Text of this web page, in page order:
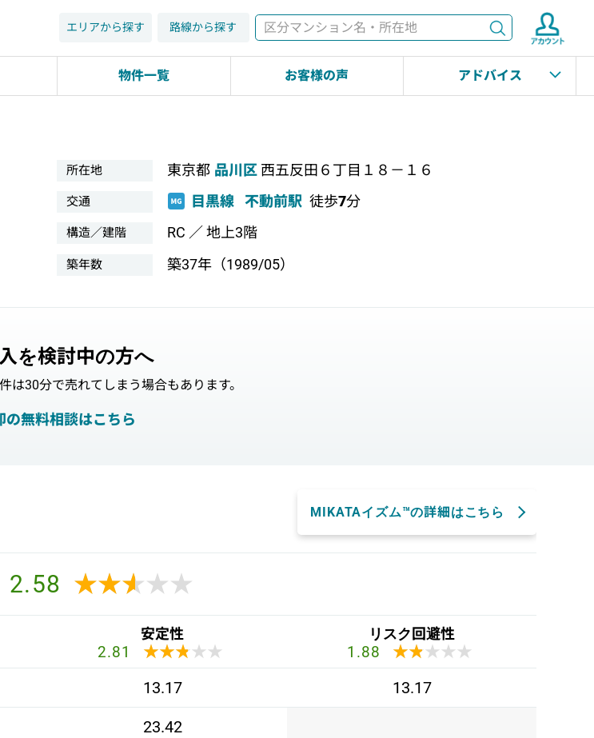
検索
エリアから探す 路線から探す
物件一覧 お客様の声 アドバイス
所在地 東京都 品川区 西五反田６丁目１８－１６
交通 目黒線 不動前駅 徒歩7分
構造／建階 RC ／ 地上3階
築年数 築37年（1989/05）
を検討中の方へ
は30分で売れてしまう場合もあります。
の無料相談はこちら
MIKATAイズム™の詳細はこちら
2.58 ★★★★★
★★★★★
安定性
2.81 ★★★★★
★★★★★
リスク回避性
1.88 ★★★★★
★★★★★
13.17 13.17
23.42